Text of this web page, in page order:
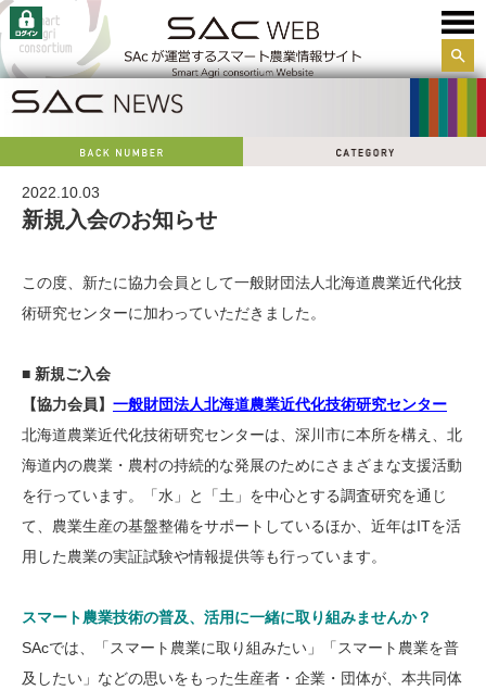
サイ
2022.10.03
新規入会のお知らせ
この度、新たに協力会員として一般財団法人北海道農業近代化技
術研究センターに加わっていただきました。
■ 新規ご入会
【協力会員】 一般財団法人北海道農業近代化技術研究センター
北海道農業近代化技術研究センターは、深川市に本所を構え、北
海道内の農業・農村の持続的な発展のためにさまざまな支援活動
を行っています。「水」と「土」を中心とする調査研究を通じ
て、農業生産の基盤整備をサポートしているほか、近年はITを活
用した農業の実証試験や情報提供等も行っています。
スマート農業技術の普及、活用に一緒に取り組みませんか？
SAcでは、「スマート農業に取り組みたい」「スマート農業を普
及したい」などの思いをもった生産者・企業・団体が、本共同体